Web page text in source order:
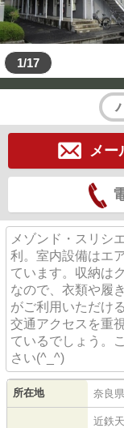
1/17
メー
メゾンド・スリシ
利。室内設備はエ
ています。収納は
なので、衣類や履
がご利用いただけ
交通アクセスを重
ているでしょう。
さい(^_^)
所在地 奈良県
近鉄